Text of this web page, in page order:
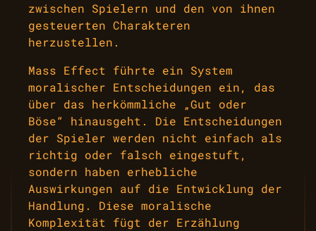
zwischen Spielern und den von ihnen
gesteuerten Charakteren
herzustellen.
Mass Effect führte ein System
moralischer Entscheidungen ein, das
über das herkömmliche „Gut oder
Böse“ hinausgeht. Die Entscheidungen
der Spieler werden nicht einfach als
richtig oder falsch eingestuft,
sondern haben erhebliche
Auswirkungen auf die Entwicklung der
Handlung. Diese moralische
Komplexität fügt der Erzählung